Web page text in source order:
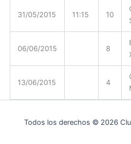
31/05/2015 11:15 10
06/06/2015 8
13/06/2015 4
Todos los derechos © 2026